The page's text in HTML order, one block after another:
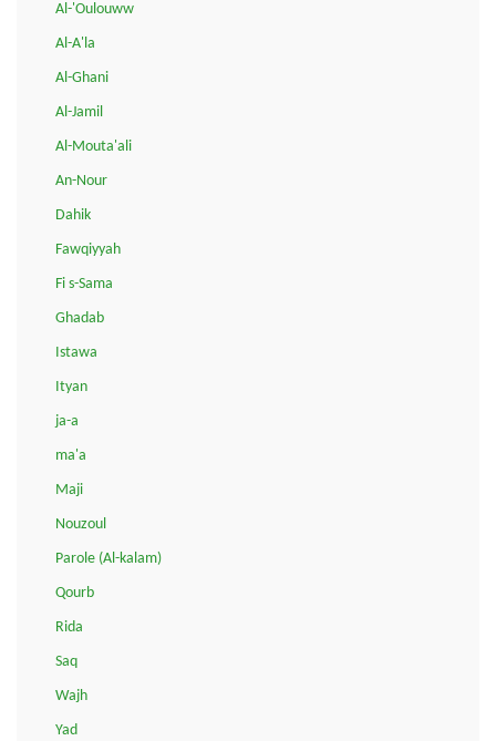
Al-'Oulouww
Al-A'la
Al-Ghani
Al-Jamil
Al-Mouta'ali
An-Nour
Dahik
Fawqiyyah
Fi s-Sama
Ghadab
Istawa
Ityan
ja-a
ma'a
Maji
Nouzoul
Parole (Al-kalam)
Qourb
Rida
Saq
Wajh
Yad